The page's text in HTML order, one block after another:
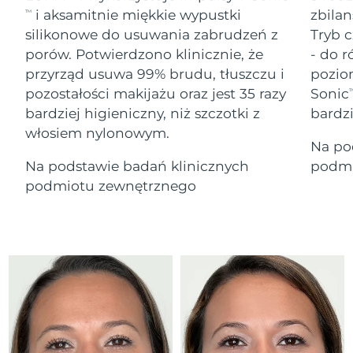
TM
i aksamitnie miękkie wypustki
silikonowe do usuwania zabrudzeń z
porów. Potwierdzono klinicznie, że
przyrząd usuwa 99% brudu, tłuszczu i
pozostałości makijażu oraz jest 35 razy
bardziej higieniczny, niż szczotki z
włosiem nylonowym.
Na podstawie badań klinicznych
podmiotu zewnętrznego
Tryb
- do
Sonic
Na
All revitalizing eye massagers
Advanced pore care essentials
Serum
For healthy hair
issa™ Teeth Whitening Gel
18% PAP
Kosmetyki Mężczyźni
Kupuj
Gibraltar
14/8/26
Grecja
Oczekiwany czas dostawy
10/8/26
SRA Hongkong
(Chiny)
Oczekiwany czas dostawy
11/8/26
Oczekiwany czas dostawy
Irlandia
Oczekiwany czas dostawy
10/8/26
Wyspa Man
Oczekiwany czas dostawy
12/8/26